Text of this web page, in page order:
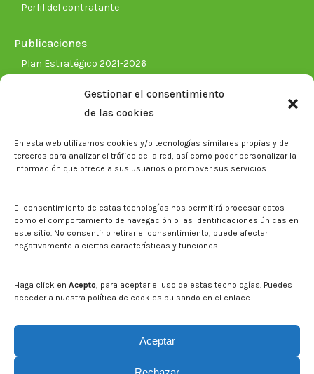
Gestionar el consentimiento
de las cookies
En esta web utilizamos cookies y/o tecnologías similares propias y de
terceros para analizar el tráfico de la red, así como poder personalizar la
información que ofrece a sus usuarios o promover sus servicios.
El consentimiento de estas tecnologías nos permitirá procesar datos
como el comportamiento de navegación o las identificaciones únicas en
este sitio. No consentir o retirar el consentimiento, puede afectar
negativamente a ciertas características y funciones.
Haga click en Acepto, para aceptar el uso de estas tecnologías. Puedes
acceder a nuestra política de cookies pulsando en el enlace.
Aceptar
Perfil del contratante
Publicaciones
Plan Estratégico 2021-2026
Biblioteca. Repositorio CITAREA
Eventos
Boletín electrónico cita2
Contacto
Buscar en la web del CITA